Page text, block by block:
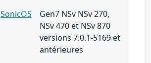
SonicOS
Gen7 NSv NSv 270,
NSv 470 et NSv 870
versions 7.0.1-5169 et
antérieures